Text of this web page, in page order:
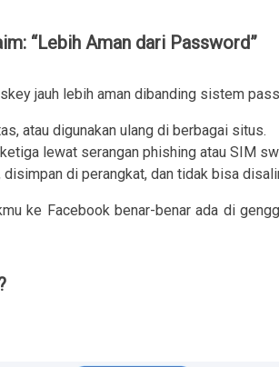
“Lebih Aman dari Password”
jauh lebih aman dibanding sistem
atau digunakan ulang di berbagai situs.
lewat serangan phishing atau SIM
di perangkat, dan tidak bisa
ke Facebook benar-benar ada di